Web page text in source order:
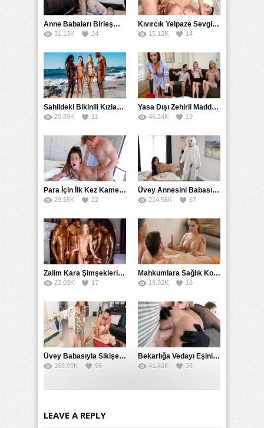
Anne Babaları Birleşmeden Üvey Kardeşler Kaynaştı
31.13K 24
Kıvırcık Yelpaze Sevgilisi ve Arkadaşıyla Arkalı Önlü Yellendi
15.12K 14
Sahildeki Bikinili Kızların Üzerine Kara Büyüler Çöktü
20.89K 11
Yasa Dışı Zehirli Madde İçip Kafayı Bulan Kuzenler Soyundu
46.24K 19
Para İçin İlk Kez Kamera Önünde Sikişen Genç Çift
29.55K 22
Üvey Annesini Babasının Kostümünü Giyerek Sikti
214.56K 67
Zalim Kara Şimşeklerin Arasında Yıldırım Çarpması Geçirdi
22.03K 17
Mahkumlara Sağlık Kontrolünü Elleriyle Yapan Hemşire
18.92K 16
Üvey Babasıyla Sikişen Kız Kardeşine Uydu
168.99K 56
Bekarlığa Vedayı Eşinin Kuzenlerini Götten Sikerek Yaşadı
41.42K 38
LEAVE A REPLY